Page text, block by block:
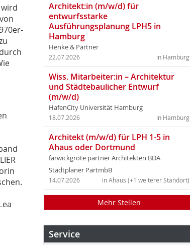
Architekt:in (m/w/d) für
entwurfsstarke
Ausführungsplanung LPH5 in
Hamburg
Henke & Partner
in Hamburg
22.07.2026
Wiss. Mitarbeiter:in – Architektur
und Städtebaulicher Entwurf
(m/w/d)
HafenCity Universität Hamburg
in Hamburg
18.07.2026
Architekt (m/w/d) für LPH 1-5 in
Ahaus oder Dortmund
farwickgrote partner Architekten BDA
Stadtplaner PartmbB
in Ahaus (+1 weiterer Standort)
14.07.2026
Mehr Stellen
Service